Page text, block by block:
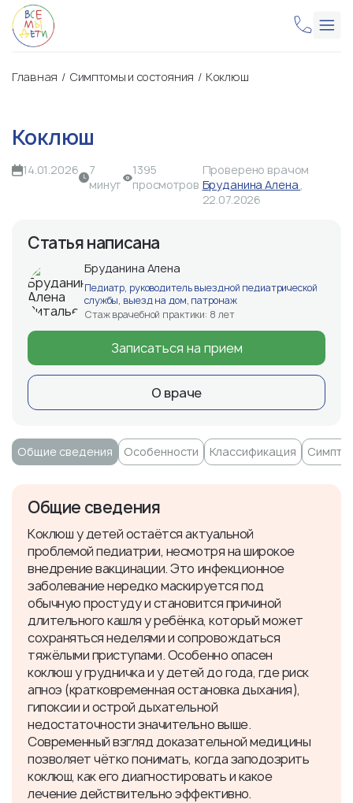
Главная Симптомы и состояния Коклюш
Коклюш
14.01.2026
7
минут
1395
просмотров
Проверено врачом
Бруданина Алена ,
22.07.2026
Статья написана
Бруданина Алена
Педиатр, руководитель выездной педиатрической
службы, выезд на дом, патронаж
Стаж врачебной практики: 8 лет
Записаться на прием
О враче
Общие сведения Особенности Классификация
Общие сведения
Коклюш у детей остаётся актуальной
проблемой педиатрии, несмотря на широкое
внедрение вакцинации. Это инфекционное
заболевание нередко маскируется под
обычную простуду и становится причиной
длительного кашля у ребёнка, который может
сохраняться неделями и сопровождаться
тяжёлыми приступами. Особенно опасен
коклюш у грудничка и у детей до года, где риск
апноэ (кратковременная остановка дыхания),
гипоксии и острой дыхательной
недостаточности значительно выше.
Современный взгляд доказательной медицины
позволяет чётко понимать, когда заподозрить
коклюш, как его диагностировать и какое
лечение действительно эффективно.